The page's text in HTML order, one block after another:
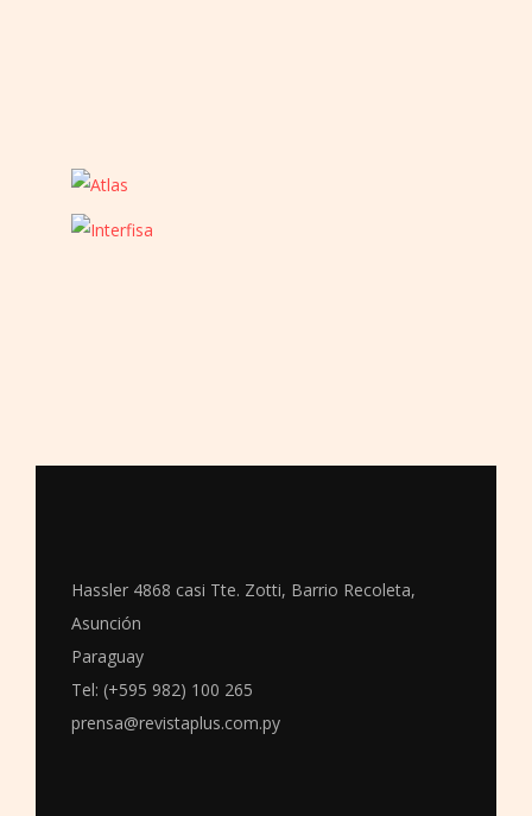
Hassler 4868 casi Tte. Zotti, Barrio Recoleta,
Asunción
Paraguay
Tel: (+595 982) 100 265
prensa@revistaplus.com.py